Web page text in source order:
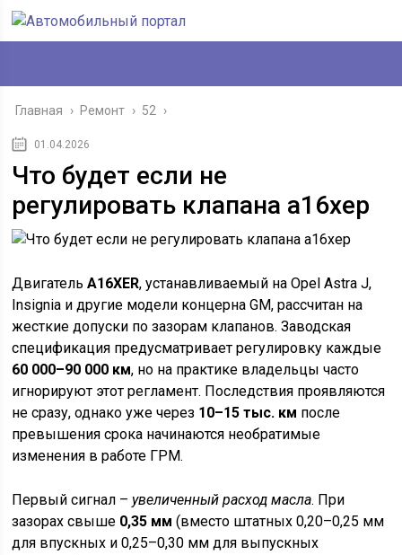
Главная › Ремонт › 52 ›
01.04.2026
Что будет если не
регулировать клапана а16хер
ДвигательA16XER, устанавливаемый на Opel Astra J,
Insignia и другие модели концерна GM, рассчитан на
жесткие допуски по зазорам клапанов. Заводская
спецификация предусматривает регулировку каждые
60 000–90 000 км, но на практике владельцы часто
игнорируют этот регламент. Последствия проявляются
не сразу, однако уже через 10–15 тыс. км после
превышения срока начинаются необратимые
изменения в работе ГРМ.
Первый сигнал – увеличенный расход масла. При
зазорах свыше 0,35 мм (вместо штатных 0,20–0,25 мм
для впускных и 0,25–0,30 мм для выпускных